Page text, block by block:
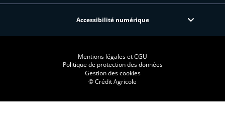
Accessibilité numérique
Mentions légales et CGU
Politique de protection des données
Gestion des cookies
© Crédit Agricole